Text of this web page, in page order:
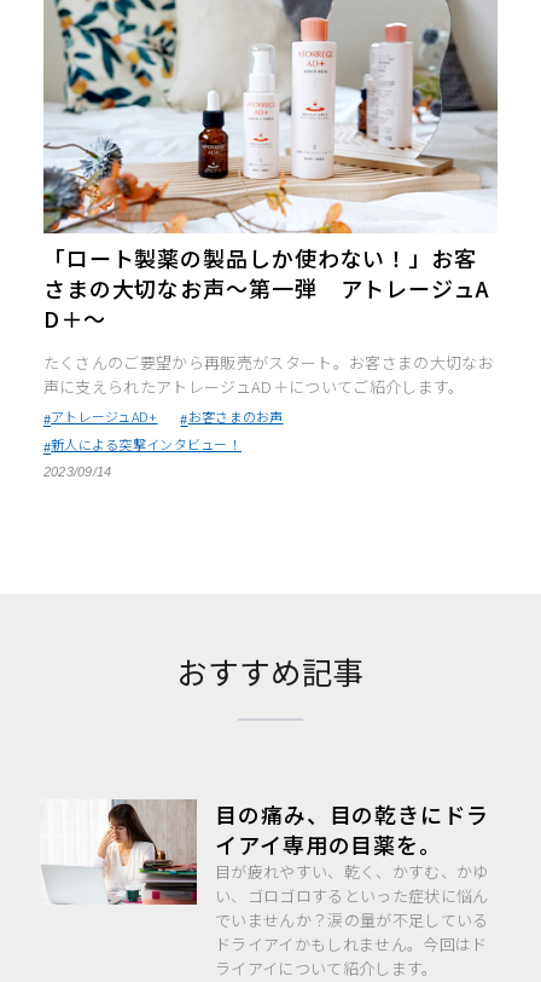
「ロート製薬の製品しか使わない！」お客
さまの大切なお声～第一弾 アトレージュA
D＋～
たくさんのご要望から再販売がスタート。お客さまの大切なお
声に支えられたアトレージュAD＋についてご紹介します。
アトレージュAD+
お客さまのお声
新人による突撃インタビュー！
2023/09/14
おすすめ記事
目の痛み、目の乾きにドラ
イアイ専用の目薬を。
目が疲れやすい、乾く、かすむ、かゆ
い、ゴロゴロするといった症状に悩ん
でいませんか？涙の量が不足している
ドライアイかもしれません。今回はド
ライアイについて紹介します。